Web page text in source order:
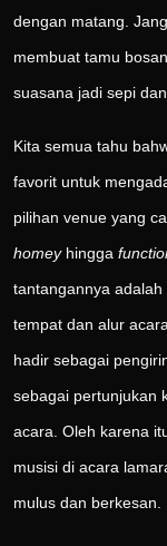
dengan matang.
membuat tamu
suasana jadi sepi dan
Kita semua tahu
favorit untuk
pilihan venue yang
homeyhingga
tantangannya
tempat dan alur
hadir sebagai
sebagai pertunjukan
acara. Oleh karena
musisi di acara
mulus dan berkesan.